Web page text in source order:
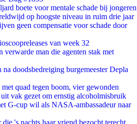
boete voor mentale schade bij jongeren
op hoogste niveau in ruim drie jaar
geen compensatie voor schade door
van week 32
verwarde man die agenten stak met
doodsbedreiging burgemeester Depla
quad tegen boom, vier gewonden
vak gezet om ernstig alcoholmisbruik
G-cup wil als NASA-ambassadeur naar
's nachts haar vriend bezocht terecht